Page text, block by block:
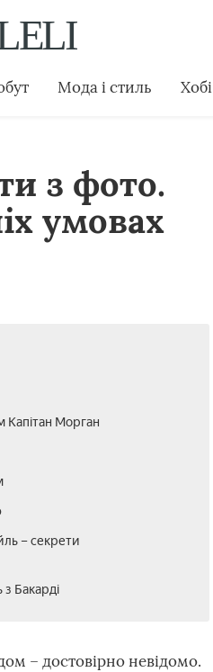
Мода і стиль Хобі
з фото.
умовах
Капітан Морган
– секрети
Бакарді
– достовірно невідомо.